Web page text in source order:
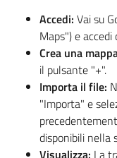
Accedi: Vai su
Maps") e
Crea una
il pulsante "+".
Importa il file:
"Importa" e
disponibili nella
Visualizza: La